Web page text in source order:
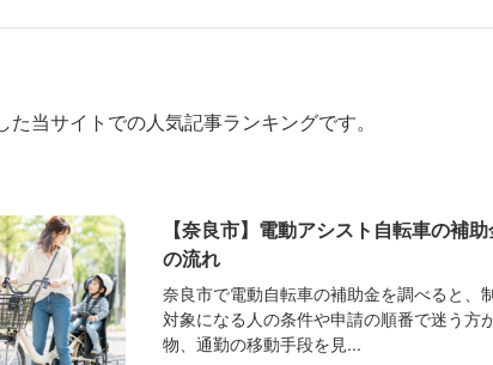
当サイトでの人気記事ランキングです。
【奈良市】電動アシスト自転車の補
の流れ
奈良市で電動自転車の補助金を調べると、
対象になる人の条件や申請の順番で迷う方
物、通勤の移動手段を見...